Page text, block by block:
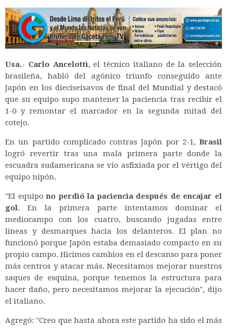
Usa.- Carlo Ancelotti, el técnico italiano de la selección
brasileña, habló del agónico triunfo conseguido ante
Japón en los dieciseisavos de final del Mundial y destacó
que su equipo supo mantener la paciencia tras recibir el
1-0 y remontar el marcador en la segunda mitad del
cotejo.
En un partido complicado contras Japón por 2-1, Brasil
logró revertir tras una mala primera parte donde la
escuadra sudamericana se vio asfixiada por el vértigo del
equipo nipón.
"El equipono perdió la paciencia después de encajar el
gol. En la primera parte intentamos dominar el
mediocampo con los cuatro, buscando jugadas entre
líneas y desmarques hacia los delanteros. El plan no
funcionó porque Japón estaba demasiado compacto en su
propio campo. Hicimos cambios en el descanso para poner
más centros y atacar más. Necesitamos mejorar nuestros
saques de esquina, porque tenemos la estructura para
hacer daño, pero necesitamos mejorar la ejecución", dijo
el italiano.
Agregó: "Creo que hasta ahora este partido ha sido el más